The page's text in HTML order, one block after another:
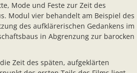
Mode und Feste zur Zeit des
Modul vier behandelt am Beispiel des
des aufklärerischen Gedankens im
in Abgrenzung zur barocken
Zeit des späten, aufgeklärten